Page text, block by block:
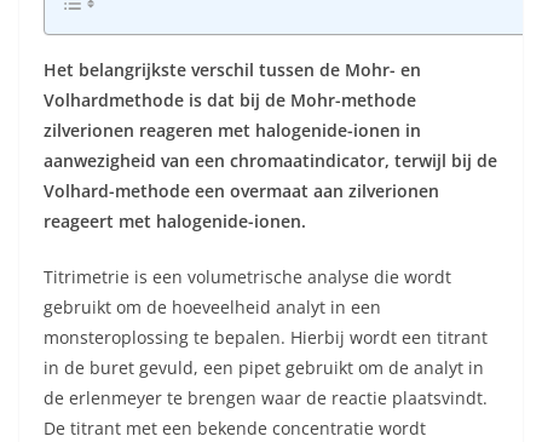
Het belangrijkste verschil tussen de Mohr- en
Volhardmethode is dat bij de Mohr-methode
zilverionen reageren met halogenide-ionen in
aanwezigheid van een chromaatindicator, terwijl bij de
Volhard-methode een overmaat aan zilverionen
reageert met halogenide-ionen.
Titrimetrie is een volumetrische analyse die wordt
gebruikt om de hoeveelheid analyt in een
monsteroplossing te bepalen. Hierbij wordt een titrant
in de buret gevuld, een pipet gebruikt om de analyt in
de erlenmeyer te brengen waar de reactie plaatsvindt.
De titrant met een bekende concentratie wordt